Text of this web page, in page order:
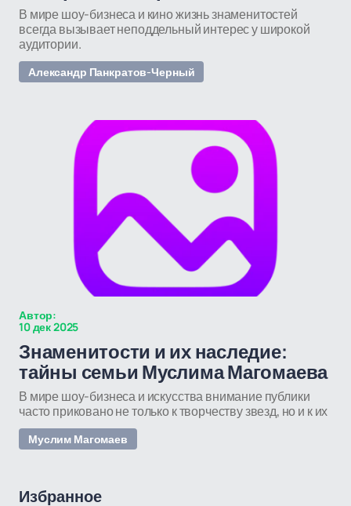
В мире шоу-бизнеса и кино жизнь знаменитостей
всегда вызывает неподдельный интерес у широкой
аудитории.
Александр Панкратов-Черный
Автор:
10 дек 2025
Знаменитости и их наследие:
тайны семьи Муслима Магомаева
В мире шоу-бизнеса и искусства внимание публики
часто приковано не только к творчеству звезд, но и к их
Муслим Магомаев
Избранное